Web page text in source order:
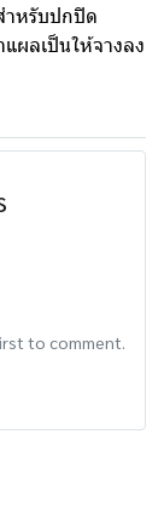
หรับปกปิด
ผลเป็นให้จางลง
to comment.